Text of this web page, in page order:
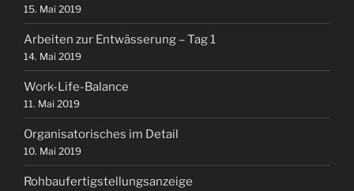
15. Mai 2019
Arbeiten zur Entwässerung – Tag 1
14. Mai 2019
Work-Life-Balance
11. Mai 2019
Organisatorisches im Detail
10. Mai 2019
Rohbaufertigstellungsanzeige